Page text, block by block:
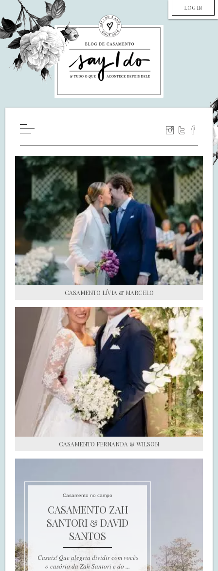
LOG IN
WILL YOU MARRY ME?
LUA DE MEL
COZINHA
DECORAÇÃO
DE NOIVA PRA NOIVA
S.O.S CASADAS
FALE COM O SAY I DO
CASAMENTO LÍVIA & MARCELO
CASAMENTO FERNANDA & WILSON
Casamento no campo
CASAMENTO ZAH
SANTORI & DAVID
SANTOS
Casais! Que alegria dividir com vocês
o casório da Zah Santori e do ...